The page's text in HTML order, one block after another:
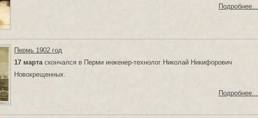
Подробнее...
Пермь 1902 год
17 мартаскончался в Перми инженер-технолог Николай Никифорович
Новокрещенных.
Подробнее...